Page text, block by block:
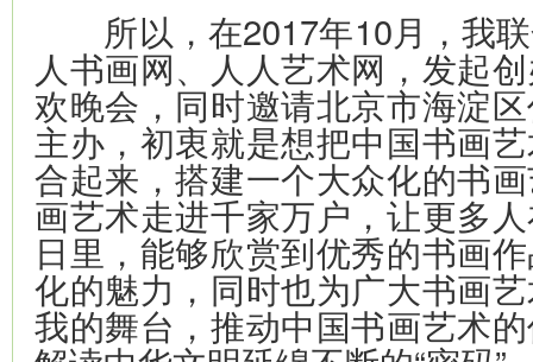
所以，在2017年10月，我联
人书画网、人人艺术网，发起
欢晚会，同时邀请北京市海淀
主办，初衷就是想把中国书画
合起来，搭建一个大众化的书
画艺术走进千家万户，让更多
日里，能够欣赏到优秀的书画
化的魅力，同时也为广大书画
我的舞台，推动中国书画艺术